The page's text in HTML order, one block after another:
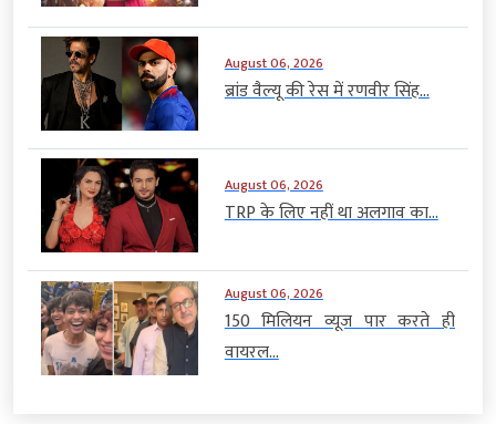
August 06, 2026
ब्रांड वैल्यू की रेस में रणवीर सिंह...
August 06, 2026
TRP के लिए नहीं था अलगाव का...
August 06, 2026
150 मिलियन व्यूज पार करते ही
वायरल...